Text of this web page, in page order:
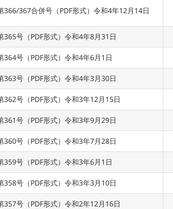
366/367合併号（PDF形式）令和4年12月14日
365号（PDF形式）令和4年8月31日
364号（PDF形式）令和4年6月1日
363号（PDF形式）令和4年3月30日
362号（PDF形式）令和3年12月15日
361号（PDF形式）令和3年9月29日
360号（PDF形式）令和3年7月28日
359号（PDF形式）令和3年6月1日
358号（PDF形式）令和3年3月10日
357号（PDF形式）令和2年12月16日